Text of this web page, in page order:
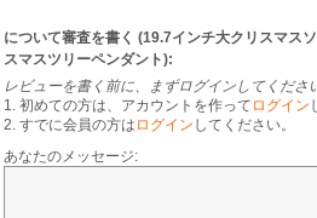
について審査を書く (19.7インチ大クリスマス
スマスツリーペンダント):
レビューを書く前に、まずログインしてくださ
1. 初めての方は、アカウントを作って ログイン
2. すでに会員の方は ログイン してください。
あなたのメッセージ: